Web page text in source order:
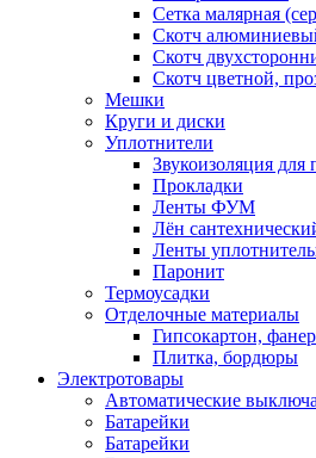
Сетка малярная
Скотч
Скотч
Скотч цветной,
Мешки
Круги и диски
Уплотнители
Звукоизоляция для
Прокладки
Ленты ФУМ
Лён
Ленты
Паронит
Термоусадки
Отделочные материалы
Гипсокартон,
Плитка, бордюры
Электротовары
Автоматические
Батарейки
Батарейки